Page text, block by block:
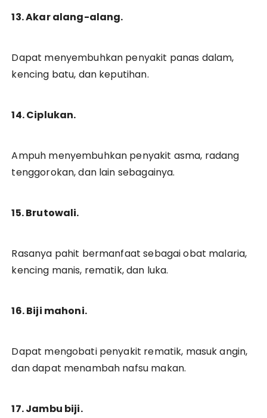
13. Akar alang-alang.
Dapat menyembuhkan penyakit panas dalam,
kencing batu, dan keputihan.
14. Ciplukan.
Ampuh menyembuhkan penyakit asma, radang
tenggorokan, dan lain sebagainya.
15. Brutowali.
Rasanya pahit bermanfaat sebagai obat malaria,
kencing manis, rematik, dan luka.
16. Biji mahoni.
Dapat mengobati penyakit rematik, masuk angin,
dan dapat menambah nafsu makan.
17. Jambu biji.